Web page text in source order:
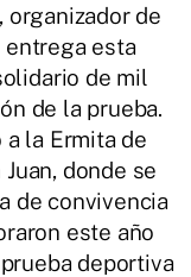
organizador de
entrega esta
de mil
de la prueba.
la Ermita de
donde se
de convivencia
este año
deportiva